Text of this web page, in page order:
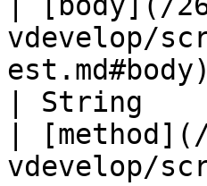
vdevelop/
| String
|
vdevelop/